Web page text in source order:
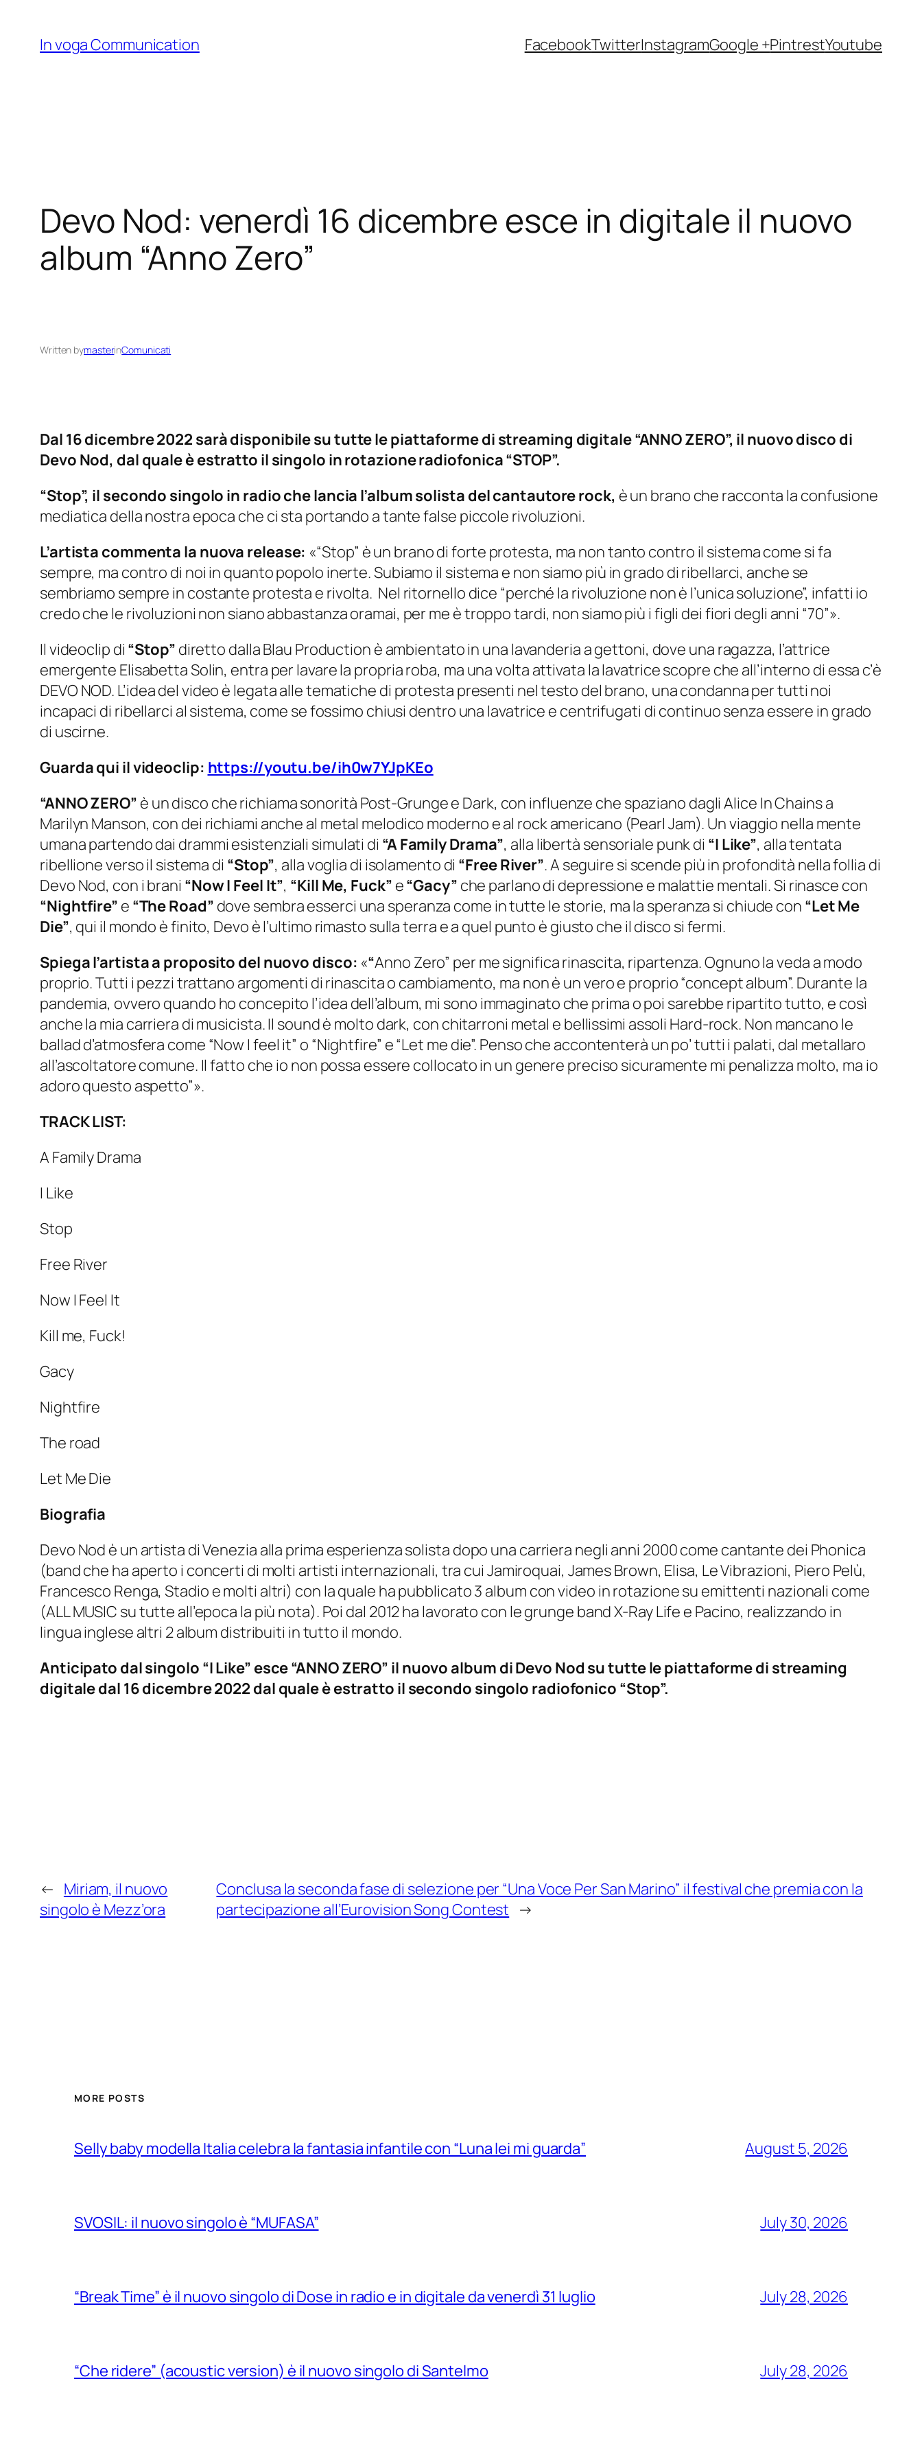
content
In voga Communication FacebookTwitterInstagramGoogle +PintrestYoutube
Devo Nod: venerdì 16 dicembre esce in digitale il nuovo
album “Anno Zero”
Written bymasterinComunicati
Dal 16 dicembre 2022 sarà disponibile su tutte le piattaforme di streaming digitale “ANNO ZERO”, il nuovo disco di
Devo Nod, dal quale è estratto il singolo in rotazione radiofonica “STOP”.
“Stop”, il secondo singolo in radio che lancia l’album solista del cantautore rock, è un brano che racconta la confusione
mediatica della nostra epoca che ci sta portando a tante false piccole rivoluzioni.
L’artista commenta la nuova release: «“Stop” è un brano di forte protesta, ma non tanto contro il sistema come si fa
sempre, ma contro di noi in quanto popolo inerte. Subiamo il sistema e non siamo più in grado di ribellarci, anche se
sembriamo sempre in costante protesta e rivolta. Nel ritornello dice “perché la rivoluzione non è l’unica soluzione”, infatti io
credo che le rivoluzioni non siano abbastanza oramai, per me è troppo tardi, non siamo più i figli dei fiori degli anni “70”».
Il videoclip di “Stop” diretto dalla Blau Production è ambientato in una lavanderia a gettoni, dove una ragazza, l’attrice
emergente Elisabetta Solin, entra per lavare la propria roba, ma una volta attivata la lavatrice scopre che all’interno di essa c’è
DEVO NOD. L’idea del video è legata alle tematiche di protesta presenti nel testo del brano, una condanna per tutti noi
incapaci di ribellarci al sistema, come se fossimo chiusi dentro una lavatrice e centrifugati di continuo senza essere in grado
di uscirne.
Guarda qui il videoclip: https://youtu.be/ih0w7YJpKEo
“ANNO ZERO” è un disco che richiama sonorità Post-Grunge e Dark, con influenze che spaziano dagli Alice In Chains a
Marilyn Manson, con dei richiami anche al metal melodico moderno e al rock americano (Pearl Jam). Un viaggio nella mente
umana partendo dai drammi esistenziali simulati di “A Family Drama”, alla libertà sensoriale punk di “I Like”, alla tentata
ribellione verso il sistema di “Stop”, alla voglia di isolamento di “Free River”. A seguire si scende più in profondità nella follia di
Devo Nod, con i brani “Now I Feel It”, “Kill Me, Fuck” e“Gacy” che parlano di depressione e malattie mentali. Si rinasce con
“Nightfire” e “The Road” dove sembra esserci una speranza come in tutte le storie, ma la speranza si chiude con “Let Me
Die”, qui il mondo è finito, Devo è l’ultimo rimasto sulla terra e a quel punto è giusto che il disco si fermi.
Spiega l’artista a proposito del nuovo disco: «“Anno Zero” per me significa rinascita, ripartenza. Ognuno la veda a modo
proprio. Tutti i pezzi trattano argomenti di rinascita o cambiamento, ma non è un vero e proprio “concept album”. Durante la
pandemia, ovvero quando ho concepito l’idea dell’album, mi sono immaginato che prima o poi sarebbe ripartito tutto, e così
anche la mia carriera di musicista. Il sound è molto dark, con chitarroni metal e bellissimi assoli Hard-rock. Non mancano le
ballad d’atmosfera come “Now I feel it” o “Nightfire” e “Let me die”. Penso che accontenterà un po’ tutti i palati, dal metallaro
all’ascoltatore comune. Il fatto che io non possa essere collocato in un genere preciso sicuramente mi penalizza molto, ma io
adoro questo aspetto”».
TRACK LIST:
A Family Drama
I Like
Stop
Free River
Now I Feel It
Kill me, Fuck!
Gacy
Nightfire
The road
Let Me Die
Biografia
Devo Nod è un artista di Venezia alla prima esperienza solista dopo una carriera negli anni 2000 come cantante dei Phonica
(band che ha aperto i concerti di molti artisti internazionali, tra cui Jamiroquai, James Brown, Elisa, Le Vibrazioni, Piero Pelù,
Francesco Renga, Stadio e molti altri) con la quale ha pubblicato 3 album con video in rotazione su emittenti nazionali come
(ALL MUSIC su tutte all’epoca la più nota). Poi dal 2012 ha lavorato con le grunge band X-Ray Life e Pacino, realizzando in
lingua inglese altri 2 album distribuiti in tutto il mondo.
Anticipato dal singolo “I Like” esce “ANNO ZERO” il nuovo album di Devo Nod su tutte le piattaforme di streaming
digitale dal 16 dicembre 2022 dal quale è estratto il secondo singolo radiofonico “Stop”.
← Miriam, il nuovo
singolo è Mezz’ora
Conclusa la seconda fase di selezione per “Una Voce Per San Marino” il festival che premia con la
partecipazione all’Eurovision Song Contest →
MORE POSTS
Selly baby modella Italia celebra la fantasia infantile con “Luna lei mi guarda” August 5, 2026
SVOSIL: il nuovo singolo è “MUFASA” July 30, 2026
“Break Time” è il nuovo singolo di Dose in radio e in digitale da venerdì 31 luglio July 28, 2026
“Che ridere” (acoustic version) è il nuovo singolo di Santelmo July 28, 2026